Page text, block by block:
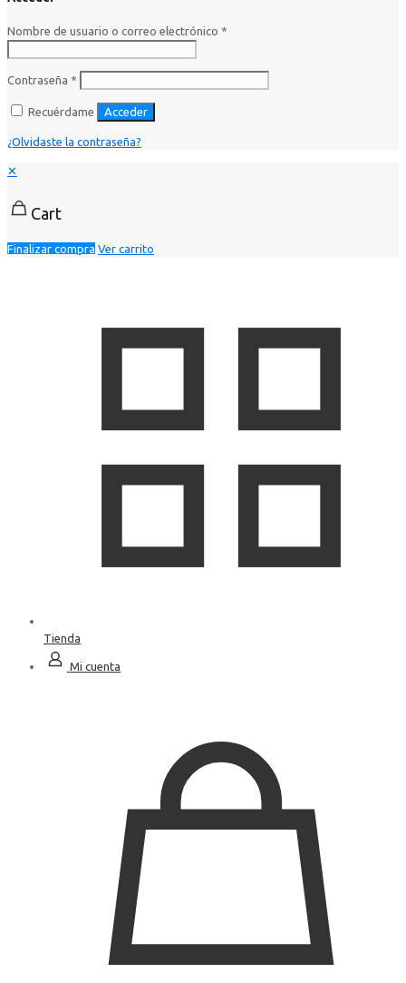
Nombre de usuario o correo electrónico *
Contraseña *
Recuérdame Acceder
¿Olvidaste la contraseña?
✕
Cart
Finalizar compra Ver carrito
Tienda
Mi cuenta